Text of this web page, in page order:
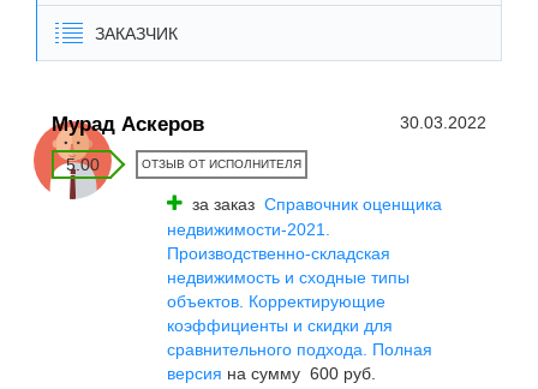
ЗАКАЗЧИК
Мурад Аскеров 30.03.2022
5.00 ОТЗЫВ ОТ ИСПОЛНИТЕЛЯ
за заказ Справочник оценщика
недвижимости-2021.
Производственно-складская
недвижимость и сходные типы
объектов. Корректирующие
коэффициенты и скидки для
сравнительного подхода. Полная
версия на сумму 600 руб.